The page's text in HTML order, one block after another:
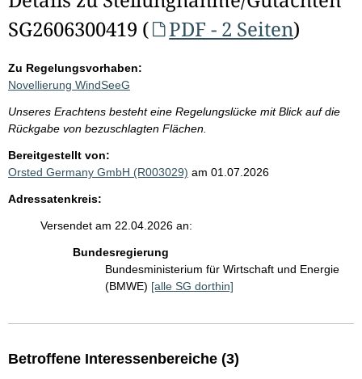
SG2606300419 (
PDF - 2 Seiten)
Zu Regelungsvorhaben:
Novellierung WindSeeG
Unseres Erachtens besteht eine Regelungslücke mit Blick auf die
Rückgabe von bezuschlagten Flächen.
Bereitgestellt von:
Orsted Germany GmbH (R003029) am 01.07.2026
Adressatenkreis:
Versendet am 22.04.2026 an:
Bundesregierung
Bundesministerium für Wirtschaft und Energie
(BMWE) [alle SG dorthin]
Betroffene Interessenbereiche (3)